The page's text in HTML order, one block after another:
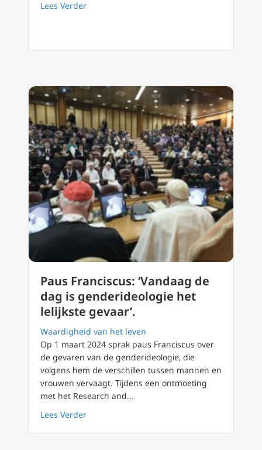
Lees Verderabout Apokalyps90 dag 3 In ballingschap,
Paus Franciscus: ‘Vandaag de
dag is genderideologie het
lelijkste gevaar’.
Waardigheid van het leven
Op 1 maart 2024 sprak paus Franciscus over
de gevaren van de genderideologie, die
volgens hem de verschillen tussen mannen en
vrouwen vervaagt. Tijdens een ontmoeting
met het Research and...
Lees Verderabout Paus Franciscus: ‘Vandaag de dag is